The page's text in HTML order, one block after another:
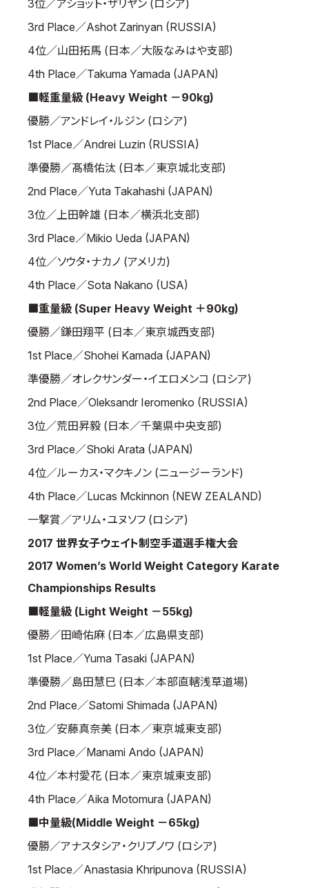
3位／アショット・ザリヤン (ロシア)
3rd Place／Ashot Zarinyan (RUSSIA)
4位／山田拓馬 (日本／大阪なみはや支部)
4th Place／Takuma Yamada (JAPAN)
■軽重量級 (Heavy Weight －90kg)
優勝／アンドレイ・ルジン (ロシア)
1st Place／Andrei Luzin (RUSSIA)
準優勝／髙橋佑汰 (日本／東京城北支部)
2nd Place／Yuta Takahashi (JAPAN)
3位／上田幹雄 (日本／横浜北支部)
3rd Place／Mikio Ueda (JAPAN)
4位／ソウタ・ナカノ (アメリカ)
4th Place／Sota Nakano (USA)
■重量級 (Super Heavy Weight ＋90kg)
優勝／鎌田翔平 (日本／東京城西支部)
1st Place／Shohei Kamada (JAPAN)
準優勝／オレクサンダー・イエロメンコ (ロシア)
2nd Place／Oleksandr Ieromenko (RUSSIA)
3位／荒田昇毅 (日本／千葉県中央支部)
3rd Place／Shoki Arata (JAPAN)
4位／ルーカス・マクキノン (ニュージーランド)
4th Place／Lucas Mckinnon (NEW ZEALAND)
一撃賞／アリム・ユヌソフ (ロシア)
2017 世界女子ウェイト制空手道選手権大会
2017 Women’s World Weight Category Karate
Championships Results
■軽量級 (Light Weight －55kg)
優勝／田崎佑麻 (日本／広島県支部)
1st Place／Yuma Tasaki (JAPAN)
準優勝／島田慧巳 (日本／本部直轄浅草道場)
2nd Place／Satomi Shimada (JAPAN)
3位／安藤真奈美 (日本／東京城東支部)
3rd Place／Manami Ando (JAPAN)
4位／本村愛花 (日本／東京城東支部)
4th Place／Aika Motomura (JAPAN)
■中量級(Middle Weight －65kg)
優勝／アナスタシア・クリプノワ (ロシア)
1st Place／Anastasia Khripunova (RUSSIA)